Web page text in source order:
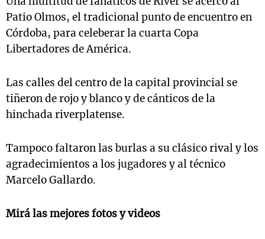
Patio Olmos, el tradicional punto de encuentro en
Córdoba, para celeberar la cuarta Copa
Libertadores de América.
Las calles del centro de la capital provincial se
tiñeron de rojo y blanco y de cánticos de la
hinchada riverplatense.
Tampoco faltaron las burlas a su clásico rival y los
agradecimientos a los jugadores y al técnico
Marcelo Gallardo.
Mirá las mejores fotos y videos